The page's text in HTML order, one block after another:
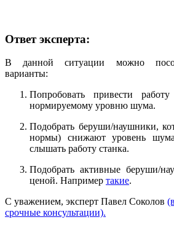
Ответ эксперта:
В данной ситуации можно
варианты:
Попробовать привести
нормируемому уровню шума.
Подобрать беруши/наушники,
нормы) снижают уровень
слышать работу станка.
Подобрать активные беруши/
ценой. Например такие.
С уважением, эксперт Павел Соколов
срочные консультации).